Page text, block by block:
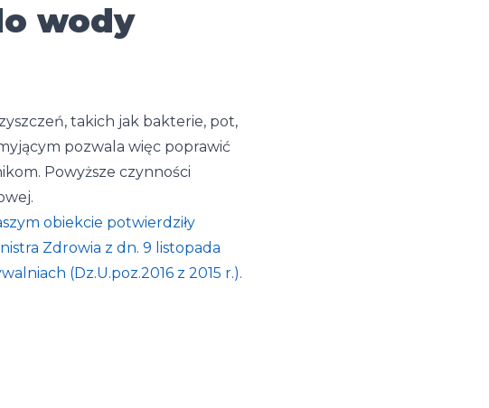
wody
takich jak bakterie, pot,
pozwala więc poprawić
Powyższe czynności
obiekcie potwierdziły
Zdrowia z dn. 9 listopada
(Dz.U.poz.2016 z 2015 r.).